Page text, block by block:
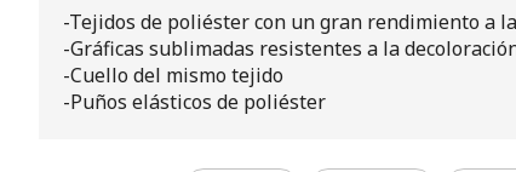
-Tejidos de poliéster con un gran rendimiento a
-Gráficas sublimadas resistentes a la
-Cuello del mismo tejido
-Puños elásticos de poliéster